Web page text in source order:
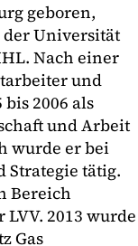
geboren,
der Universität
Nach einer
und
2006 als
und Arbeit
wurde er bei
Strategie tätig.
Bereich
2013 wurde
Gas